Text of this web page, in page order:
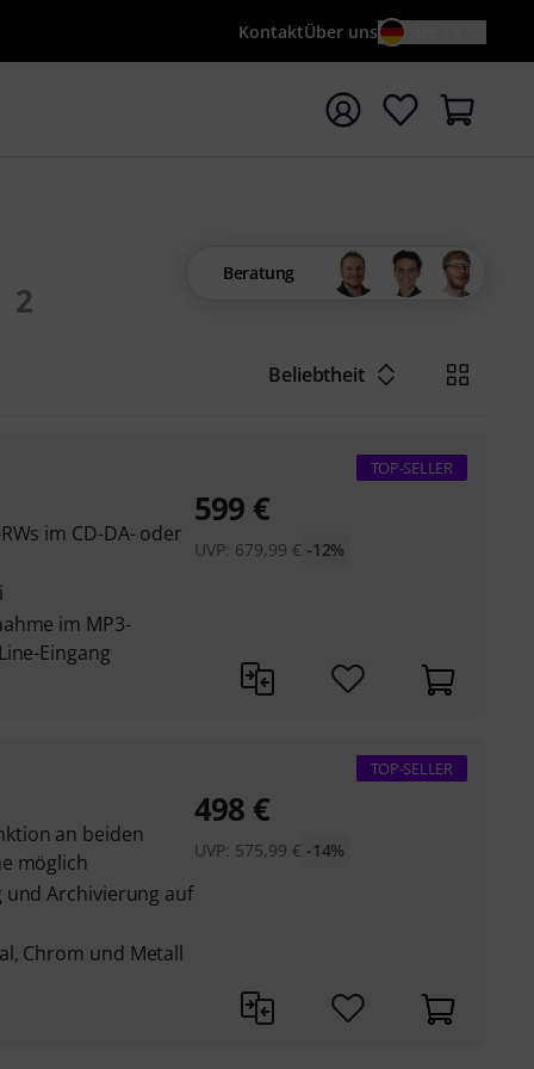
KontaktÜber uns
mit Suchwort {searchTerm} starten
2
Beratung
Beliebtheit
im CD-DA- oder
im MP3-
Eingang
TOP-SELLER
599 €
UVP: 679,99 € -12%
an beiden
möglich
und Archivierung auf
Chrom und Metall
TOP-SELLER
498 €
UVP: 575,99 € -14%